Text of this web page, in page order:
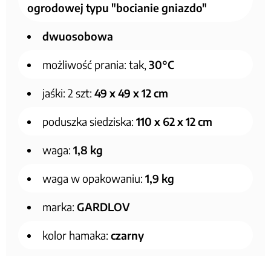
ogrodowej typu "bocianie gniazdo"
dwuosobowa
możliwość prania: tak, 30°C
jaśki: 2 szt: 49 x 49 x 12 cm
poduszka siedziska: 110 x 62 x 12 cm
waga: 1,8 kg
waga w opakowaniu: 1,9 kg
marka: GARDLOV
kolor hamaka: czarny